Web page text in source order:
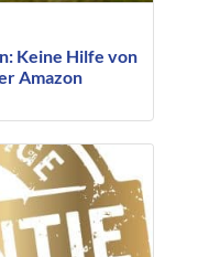
Keine Hilfe von
Amazon